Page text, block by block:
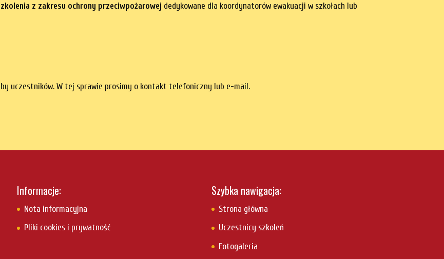
z zakresu ochrony przeciwpożarowej dedykowane dla koordynatorów ewakuacji w szkołach lub
uczestników. W tej sprawie prosimy o kontakt telefoniczny lub e-mail.
Informacje:
Nota informacyjna
Pliki cookies i prywatność
Szybka nawigacja:
Strona główna
Uczestnicy szkoleń
Fotogaleria